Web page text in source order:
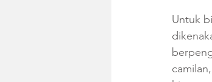
Untuk